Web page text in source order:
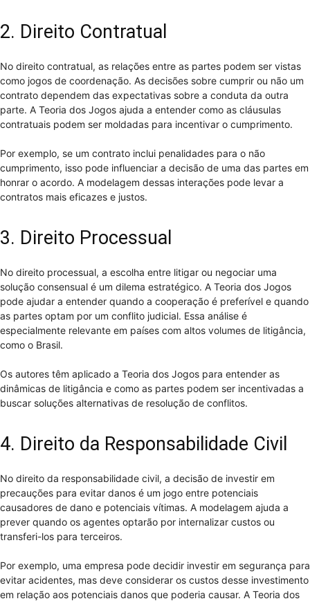
2. Direito Contratual
No direito contratual, as relações entre as partes podem ser vistas
como jogos de coordenação. As decisões sobre cumprir ou não um
contrato dependem das expectativas sobre a conduta da outra
parte. A Teoria dos Jogos ajuda a entender como as cláusulas
contratuais podem ser moldadas para incentivar o cumprimento.
Por exemplo, se um contrato inclui penalidades para o não
cumprimento, isso pode influenciar a decisão de uma das partes em
honrar o acordo. A modelagem dessas interações pode levar a
contratos mais eficazes e justos.
3. Direito Processual
No direito processual, a escolha entre litigar ou negociar uma
solução consensual é um dilema estratégico. A Teoria dos Jogos
pode ajudar a entender quando a cooperação é preferível e quando
as partes optam por um conflito judicial. Essa análise é
especialmente relevante em países com altos volumes de litigância,
como o Brasil.
Os autores têm aplicado a Teoria dos Jogos para entender as
dinâmicas de litigância e como as partes podem ser incentivadas a
buscar soluções alternativas de resolução de conflitos.
4. Direito da Responsabilidade Civil
No direito da responsabilidade civil, a decisão de investir em
precauções para evitar danos é um jogo entre potenciais
causadores de dano e potenciais vítimas. A modelagem ajuda a
prever quando os agentes optarão por internalizar custos ou
transferi-los para terceiros.
Por exemplo, uma empresa pode decidir investir em segurança para
evitar acidentes, mas deve considerar os custos desse investimento
em relação aos potenciais danos que poderia causar. A Teoria dos